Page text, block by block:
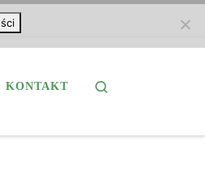
KONTAKT